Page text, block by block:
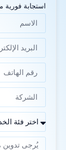
استجابة فورية